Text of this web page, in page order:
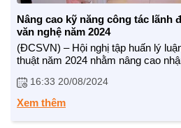
BẠN ĐỌC
Nâng cao kỹ năng công tác lãnh
văn nghệ năm 2024
(ĐCSVN) – Hội nghị tập huấn lý
thuật năm 2024 nhằm nâng cao
văn hóa, văn nghệ, báo chí, xuất
động lý luận, phê bình văn học,
địa phương.
16:33 20/08/2024
Xem thêm